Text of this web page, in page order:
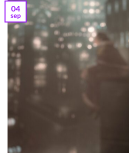
04
sep